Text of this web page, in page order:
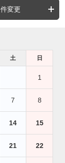
変更
土 日
1
7 8
14 15
21 22